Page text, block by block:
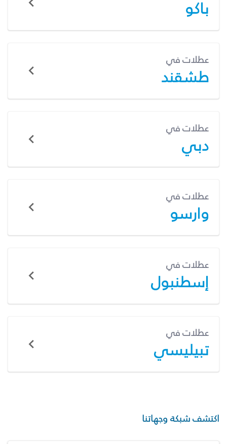
باكو
عطلات في
طشقند
عطلات في
دبي
عطلات في
وارسو
عطلات في
إسطنبول
عطلات في
تبيليسي
اكتشف شبكة وجهاتنا